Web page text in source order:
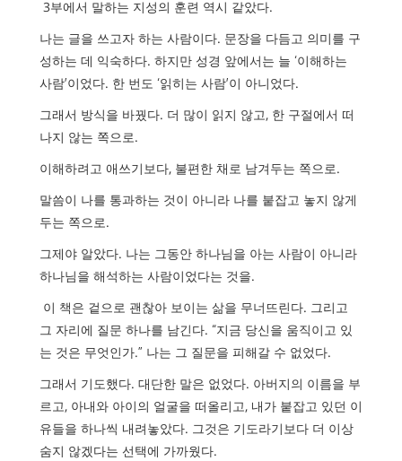
3부에서 말하는 지성의 훈련 역시 같았다.
나는 글을 쓰고자 하는 사람이다. 문장을 다듬고 의미를 구
성하는 데 익숙하다. 하지만 성경 앞에서는 늘 ‘이해하는
사람’이었다. 한 번도 ‘읽히는 사람’이 아니었다.
그래서 방식을 바꿨다. 더 많이 읽지 않고, 한 구절에서 떠
나지 않는 쪽으로.
이해하려고 애쓰기보다, 불편한 채로 남겨두는 쪽으로.
말씀이 나를 통과하는 것이 아니라 나를 붙잡고 놓지 않게
두는 쪽으로.
그제야 알았다. 나는 그동안 하나님을 아는 사람이 아니라
하나님을 해석하는 사람이었다는 것을.
이 책은 겉으로 괜찮아 보이는 삶을 무너뜨린다. 그리고
그 자리에 질문 하나를 남긴다. “지금 당신을 움직이고 있
는 것은 무엇인가.” 나는 그 질문을 피해갈 수 없었다.
그래서 기도했다. 대단한 말은 없었다. 아버지의 이름을 부
르고, 아내와 아이의 얼굴을 떠올리고, 내가 붙잡고 있던 이
유들을 하나씩 내려놓았다. 그것은 기도라기보다 더 이상
숨지 않겠다는 선택에 가까웠다.